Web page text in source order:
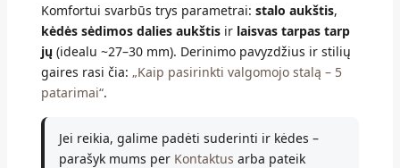
Komfortui svarbūs trys parametrai: stalo aukštis,
kėdės sėdimos dalies aukštisir laisvas tarpas tarp
jų(idealu ~27–30 mm). Derinimo pavyzdžius ir stilių
gaires rasi čia: „Kaip pasirinkti valgomojo stalą – 5
patarimai“.
Jei reikia, galime padėti suderinti ir kėdes –
parašyk mums per Kontaktus arba pateik